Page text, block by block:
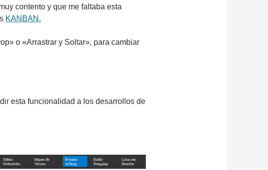
contento y que me faltaba esta
KANBAN.
o «Arrastrar y Soltar», para cambiar
esta funcionalidad a los desarrollos de